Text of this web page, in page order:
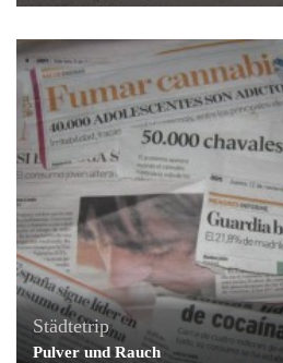
Städtetrip
Pulver und Rauch